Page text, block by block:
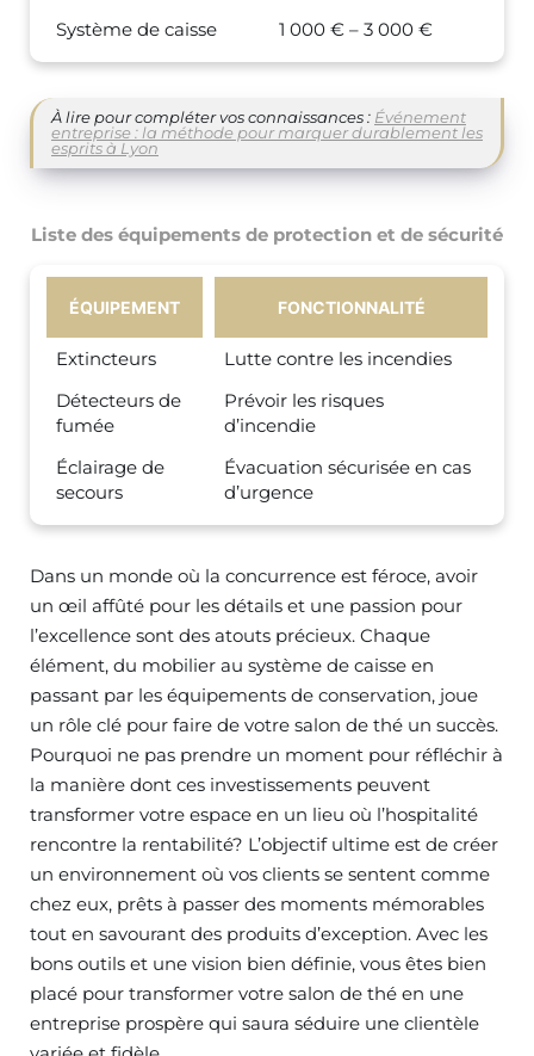
Système de caisse
1 000 € – 3 000 €
À lire pour compléter vos connaissances : Événement
entreprise : la méthode pour marquer durablement les
esprits à Lyon
Liste des équipements de protection et de sécurité
ÉQUIPEMENT FONCTIONNALITÉ
Extincteurs
Lutte contre les incendies
Détecteurs de
fumée
Prévoir les risques
d’incendie
Éclairage de
secours
Évacuation sécurisée en cas
d’urgence
Dans un monde où la concurrence est féroce, avoir
un œil affûté pour les détails et une passion pour
l’excellence sont des atouts précieux. Chaque
élément, du mobilier au système de caisse en
passant par les équipements de conservation, joue
un rôle clé pour faire de votre salon de thé un succès.
Pourquoi ne pas prendre un moment pour réfléchir à
la manière dont ces investissements peuvent
transformer votre espace en un lieu où l’hospitalité
rencontre la rentabilité? L’objectif ultime est de créer
un environnement où vos clients se sentent comme
chez eux, prêts à passer des moments mémorables
tout en savourant des produits d’exception. Avec les
bons outils et une vision bien définie, vous êtes bien
placé pour transformer votre salon de thé en une
entreprise prospère qui saura séduire une clientèle